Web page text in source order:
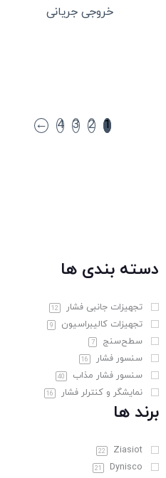
دسته بندی ها
تجهیزات جانبی فشار 12
تجهیزات کالیبراسیون 9
سطح‌سنج 7
سنسور فشار 16
سنسور فشار مذاب 40
نمایشگر و کنترلر فشار 16
برند ها
Ziasiot
22
Dynisco
21
خروجی جریانی
1
2
3
4
←